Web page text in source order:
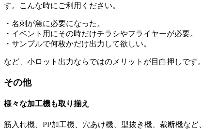
す。こんな時にご利用ください。
・名刺が急に必要になった。
・イベント用にその時だけチラシやフライヤーが必要。
・サンプルで何枚かだけ出力して欲しい。
など、小ロット出力ならではのメリットが目白押しです。
その他
様々な加工機も取り揃え
筋入れ機、PP加工機、穴あけ機、型抜き機、裁断機など、